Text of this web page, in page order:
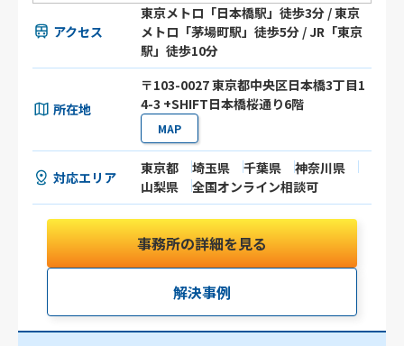
アクセス
東京メトロ「日本橋駅」徒歩3分 / 東京
メトロ「茅場町駅」徒歩5分 / JR「東京
駅」徒歩10分
所在地
〒103-0027 東京都中央区日本橋3丁目1
4-3 +SHIFT日本橋桜通り6階
MAP
対応エリア
東京都 埼玉県 千葉県
神奈川県
山梨県
全国オンライン相談可
事務所の詳細を見る
解決事例